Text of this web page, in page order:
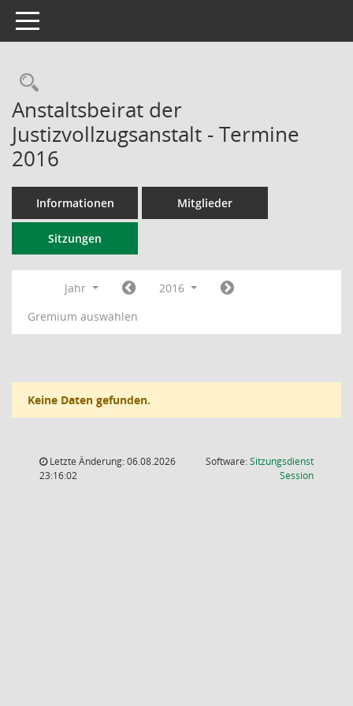
Toggle navigation
Rechercheauswahl
Anstaltsbeirat der
Justizvollzugsanstalt - Termine
2016
Informationen Mitglieder
Sitzungen
Jahr
2016
Gremium auswählen
Keine Daten gefunden.
Letzte Änderung: 06.08.2026
23:16:02
Software:Sitzungsdienst
Session(Wird in